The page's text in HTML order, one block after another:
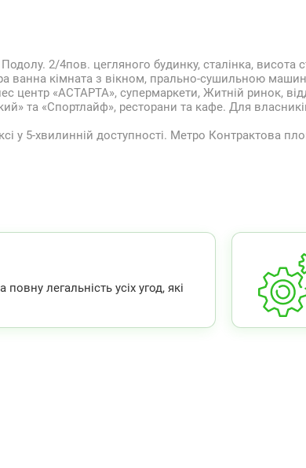
2/4пов. цегляного будинку, сталінка, висота
ванна кімната з вікном, прально-сушильною
центр «АСТАРТА», супермаркети, Житній ринок,
та «Спортлайф», ресторани та кафе. Для
у 5-хвилинній доступності. Метро Контрактова
легальність усіх угод, які